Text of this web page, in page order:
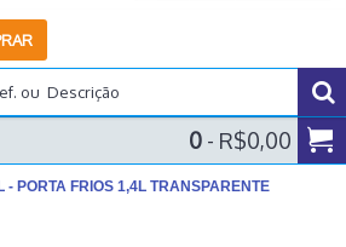
0 - R$0,00
- PORTA FRIOS 1,4L TRANSPARENTE